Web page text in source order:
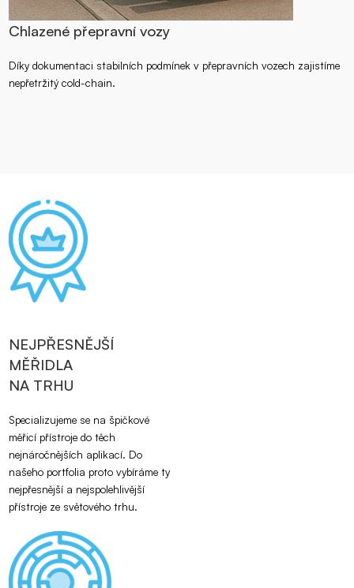
Chlazené přepravní vozy
Díky dokumentaci stabilních podmínek v přepravních vozech zajistíme
nepřetržitý cold-chain.
NEJPŘESNĚJŠÍ
MĚŘIDLA
NA TRHU
Specializujeme se na špičkové
měřicí přístroje do těch
nejnáročnějších aplikací. Do
našeho portfolia proto vybíráme ty
nejpřesnější a nejspolehlivější
přístroje ze světového trhu.